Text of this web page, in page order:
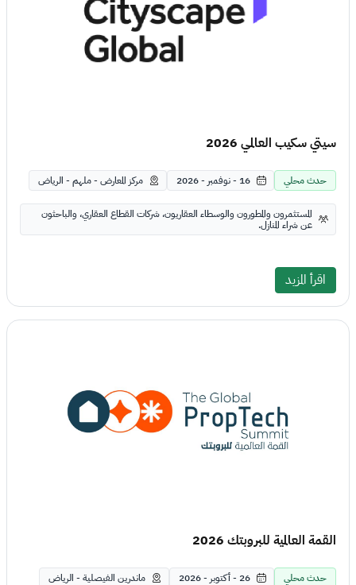
سيتي سكيب العالمي 2026
حدث محلي 16 - نوفمبر - 2026 مركز المعارض - ملهم - الرياض
المستثمرون والمطورون والوسطاء العقاريون، شركات القطاع العقاري، والباحثون
عن شراء المنازل.
اقرأ المزيد
القمة العالمية للبروبتك 2026
حدث محلي 26 - أكتوبر - 2026 ماندرين الفيصلية - الرياض